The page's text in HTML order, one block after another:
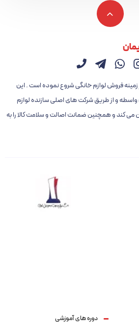
خود را از سال ۱۳۹۸ در زمینه فروش لوازم خانگی شروع نموده است . این
و از طریق شرکت های اصلی سازنده لوازم
کند و همچنین ضمانت اصالت و سلامت کالا را به
دوره های آموزشی